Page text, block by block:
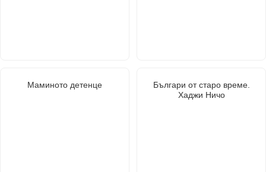
Маминото детенце
Българи от старо време.
Хаджи Ничо